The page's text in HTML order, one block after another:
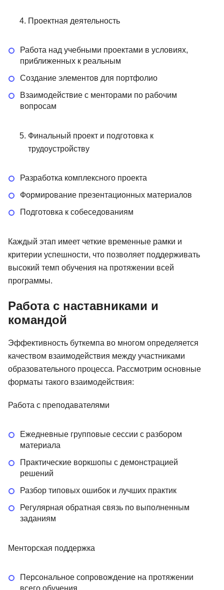
Проектная деятельность
Работа над учебными проектами в условиях,
приближенных к реальным
Создание элементов для портфолио
Взаимодействие с менторами по рабочим
вопросам
Финальный проект и подготовка к
трудоустройству
Разработка комплексного проекта
Формирование презентационных материалов
Подготовка к собеседованиям
Каждый этап имеет четкие временные рамки и
критерии успешности, что позволяет поддерживать
высокий темп обучения на протяжении всей
программы.
Работа с наставниками и
командой
Эффективность буткемпа во многом определяется
качеством взаимодействия между участниками
образовательного процесса. Рассмотрим основные
форматы такого взаимодействия:
Работа с преподавателями
Ежедневные групповые сессии с разбором
материала
Практические воркшопы с демонстрацией
решений
Разбор типовых ошибок и лучших практик
Регулярная обратная связь по выполненным
заданиям
Менторская поддержка
Персональное сопровождение на протяжении